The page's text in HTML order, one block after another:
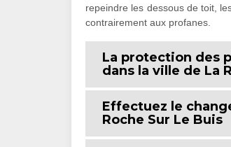
repeindre les dessous de toit,
contrairement aux profanes.
La protection des
dans la ville de La
Effectuez le
Roche Sur Le Buis